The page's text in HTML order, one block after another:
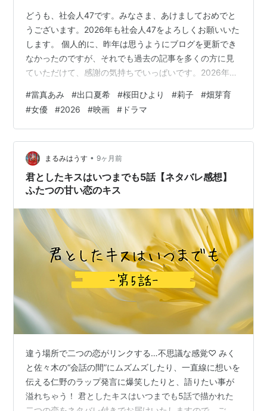
どうも、社会人47です。みなさま、あけましておめでと
うございます。2026年も社会人47をよろしくお願いいた
します。 個人的に、昨年は思うようにブログを更新でき
なかったのですが、それでも過去の記事を多くの方に見
ていただけて、感謝の気持ちでいっぱいです。2026年も
願いいたします。（できれば年間12本以上は……！） 當
真あみ 出口夏希 桜田ひより 莉子 畑芽育 當真あみ まず
は、昨年に引き続きの當真あみさんです！年明け早々の1
月23日には、映画『終点のあの子』の公開が控えていま
す。その後、4月に映画、続いて舞台と、さらなる活躍が
間違いない1年にな…
#當真あみ #出口夏希 #桜田ひより #莉子 #畑芽育
#女優 #2026 #映画 # ドラマ
まるみはうす • 9ヶ月前
君としたキスはいつまでも5話【ネタバレ感想】
ふたつの甘い恋のキス
違う場所で二つの恋がリンクする…不思議な感覚♡ みく
と佐々木の“会話の間”にムズムズしたり、一直線に想いを
伝える仁野のラップ発言に爆笑したりと、語りたい事が
溢れちゃう！ 君としたキスはいつまでも5話で描かれた